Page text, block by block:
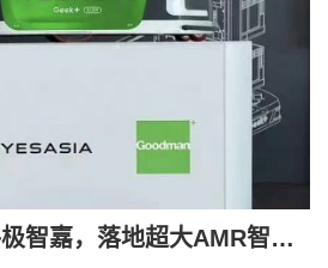
香港喆丽控股携手极智嘉，落地超大AMR智能仓